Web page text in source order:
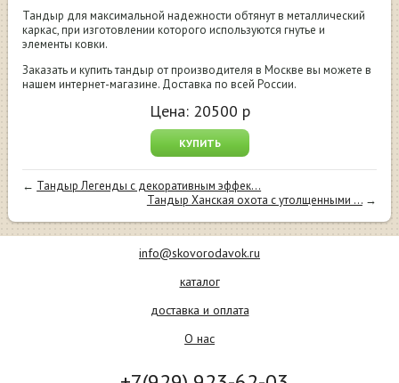
Тандыр для максимальной надежности обтянут в металлический
каркас, при изготовлении которого используются гнутье и
элементы ковки.
Заказать и купить тандыр от производителя в Москве вы можете в
нашем интернет-магазине. Доставка по всей России.
Цена: 20500 р
КУПИТЬ
← Тандыр Легенды с декоративным эффек...
Тандыр Ханская охота с утолщенными ...→
info@skovorodavok.ru
каталог
доставка и оплата
О нас